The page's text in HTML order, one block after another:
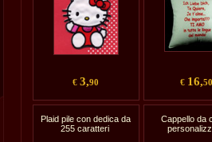
€ 3,90 € 16,50
Plaid pile con dedica da
255 caratteri
Cappello da